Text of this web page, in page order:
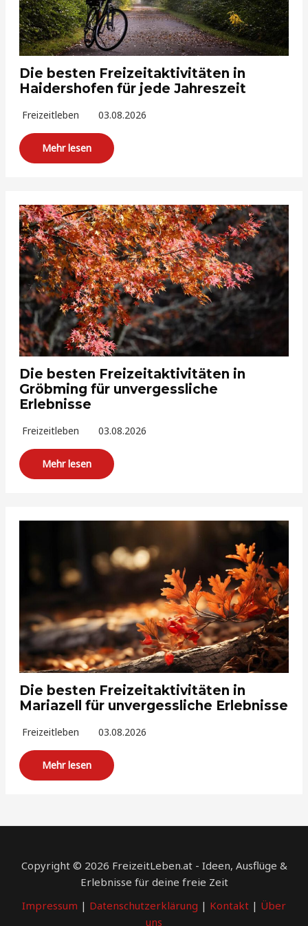
Die besten Freizeitaktivitäten in
Haidershofen für jede Jahreszeit
Freizeitleben 03.08.2026
Mehr lesen
Die besten Freizeitaktivitäten in
Gröbming für unvergessliche
Erlebnisse
Freizeitleben 03.08.2026
Mehr lesen
Die besten Freizeitaktivitäten in
Mariazell für unvergessliche Erlebnisse
Freizeitleben 03.08.2026
Mehr lesen
Copyright © 2026 FreizeitLeben.at - Ideen, Ausflüge &
Erlebnisse für deine freie Zeit
Impressum | Datenschutzerklärung | Kontakt | Über
uns